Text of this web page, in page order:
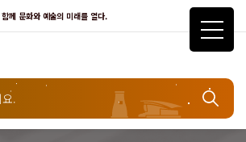
께 문화와 예술의 미래를 열다.